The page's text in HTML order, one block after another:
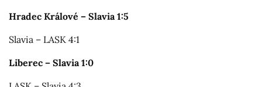
Hradec Králové – Slavia 1:5
Slavia – LASK 4:1
Liberec – Slavia 1:0